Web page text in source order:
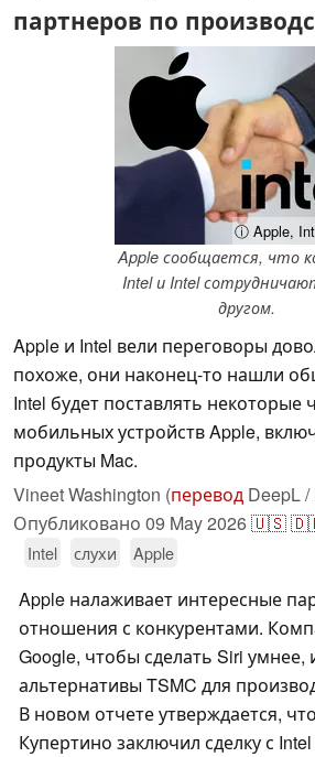
партнеров по
ⓘ Apple,
Apple сообщается, что
Intel и Intel
другом.
Apple и Intel вели переговоры
похоже, они наконец-то нашли
Intel будет поставлять некоторые
мобильных устройств Apple,
продукты Mac.
Vineet Washington (перевод DeepL
Опубликовано 09 May 2026🇺🇸
Intel слухи Apple
Apple налаживает интересные
отношения с конкурентами.
Google, чтобы сделать Siri умнее,
альтернативы TSMC для
В новом отчете утверждается,
Купертино заключил сделку с